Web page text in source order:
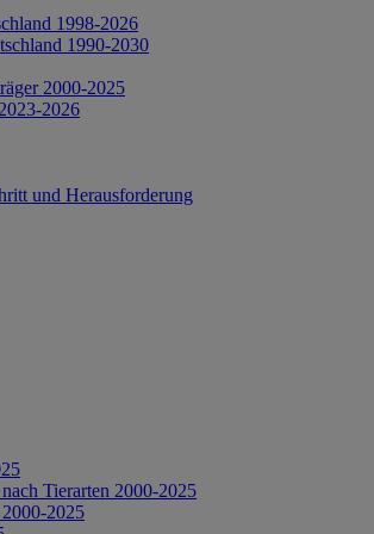
1998-2026
1990-2030
2000-2025
2026
und Herausforderung
Tierarten 2000-2025
2025